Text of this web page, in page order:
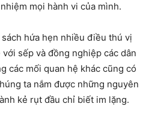
mọi hành vi của mình.
hứa hẹn nhiều điều thú vị
sếp và đồng nghiệp các dân
các mối quan hệ khác cũng có
ta nắm được những nguyên
kẻ rụt đầu chỉ biết im lặng.